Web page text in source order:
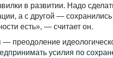
в развитии. Надо
а с другой —
есть», — считает он.
преодоление
усилия по